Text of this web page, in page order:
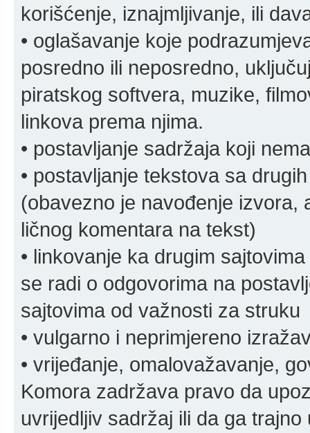
korišćenje, iznajmljivanje, ili
• oglašavanje koje
posredno ili neposredno,
piratskog softvera, muzike,
linkova prema njima.
• postavljanje sadržaja koji
• postavljanje tekstova sa
(obavezno je navođenje izvora,
ličnog komentara na tekst)
• linkovanje ka drugim
se radi o odgovorima na
sajtovima od važnosti za struku
• vulgarno i neprimjereno
• vrijeđanje, omalovažavanje,
Komora zadržava pravo da
uvrijedljiv sadržaj ili da ga trajno